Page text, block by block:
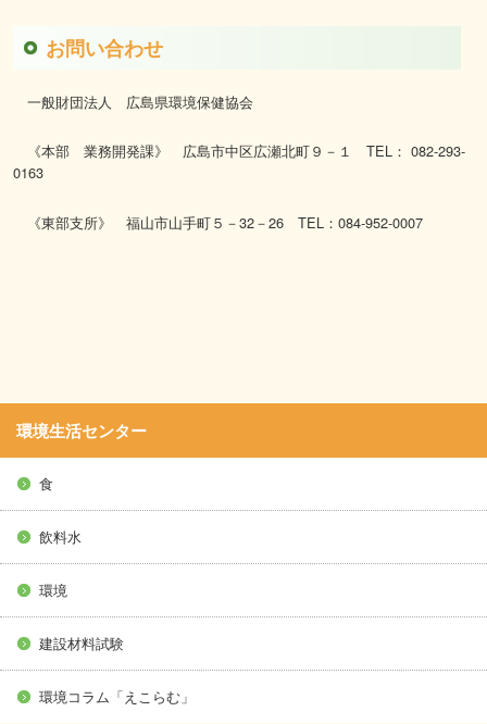
お問い合わせ
一般財団法人 広島県環境保健協会
《本部 業務開発課》 広島市中区広瀬北町９－１ TEL： 082-293-
0163
《東部支所》 福山市山手町５－32－26 TEL：084-952-0007
環境生活センター
食
飲料水
環境
建設材料試験
環境コラム「えこらむ」